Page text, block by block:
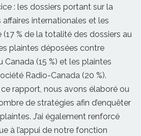
: les dossiers portant sur la
internationales et les
% de la totalité des dossiers au
plaintes déposées contre
Canada (15 %) et les plaintes
Radio-Canada (20 %).
rapport, nous avons élaboré ou
de stratégies afin d’enquêter
J’ai également renforcé
à l’appui de notre fonction